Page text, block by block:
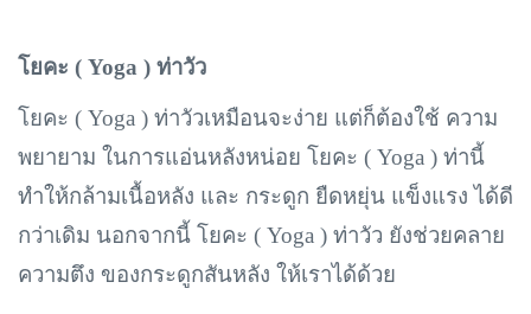
โยคะ ( Yoga ) ท่าวัว
โยคะ ( Yoga ) ท่าวัวเหมือนจะง่าย แต่ก็ต้องใช้ ความ
พยายาม ในการแอ่นหลังหน่อย โยคะ ( Yoga ) ท่านี้
ทำให้กล้ามเนื้อหลัง และ กระดูก ยืดหยุ่น แข็งแรง ได้ดี
กว่าเดิม นอกจากนี้ โยคะ ( Yoga ) ท่าวัว ยังช่วยคลาย
ความตึง ของกระดูกสันหลัง ให้เราได้ด้วย